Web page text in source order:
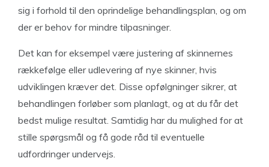
sig i forhold til den oprindelige behandlingsplan, og om
der er behov for mindre tilpasninger.
Det kan for eksempel være justering af skinnernes
rækkefølge eller udlevering af nye skinner, hvis
udviklingen kræver det. Disse opfølgninger sikrer, at
behandlingen forløber som planlagt, og at du får det
bedst mulige resultat. Samtidig har du mulighed for at
stille spørgsmål og få gode råd til eventuelle
udfordringer undervejs.